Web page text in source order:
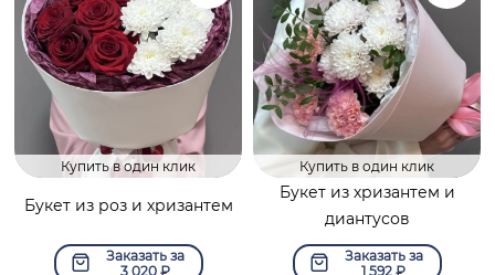
Купить в один клик
Букет из роз и хризантем
Заказать за
3 020₽
Купить в один клик
Букет из хризантем и
диантусов
Заказать за
1 592 ₽